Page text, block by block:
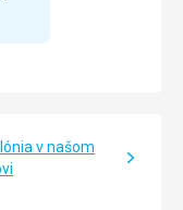
v našom